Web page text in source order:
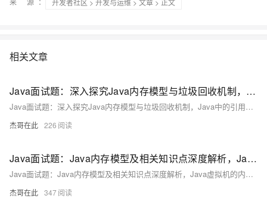
开发者社区 > 开发与运维 > 文章 > 正文
相关文章
Java面试题：深入探究Java内存模型与垃圾回收机制，Java中的引用类型在内存管理和垃圾回收中的作用，Java中的finalize方法及其在垃圾回收中的作用，哪种策略能够提高垃圾回收的效率
Java面试题：深入探究Java内存模型与垃圾回收机制，Java中的引用类型在内存管理和垃圾回收中的作用，Java中的finalize方法及其在垃圾回收中的作用，哪种策略能够提高垃圾回收的效率
杰哥在此 226
Java面试题：Java内存模型及相关知识点深度解析，Java虚拟机的内存结构及各部分作用，详解Java的垃圾回收机制，谈谈你对Java内存溢出（OutOfMemoryError）的理解？
Java面试题：Java内存模型及相关知识点深度解析，Java虚拟机的内存结构及各部分作用，详解Java的垃圾回收机制，谈谈你对Java内存溢出（OutOfMemoryError）的理解？
杰哥在此 347